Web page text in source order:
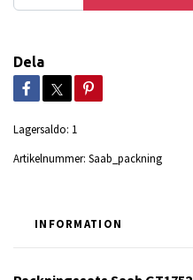
Dela
Lagersaldo: 1
Artikelnummer: Saab_packning
INFORMATION